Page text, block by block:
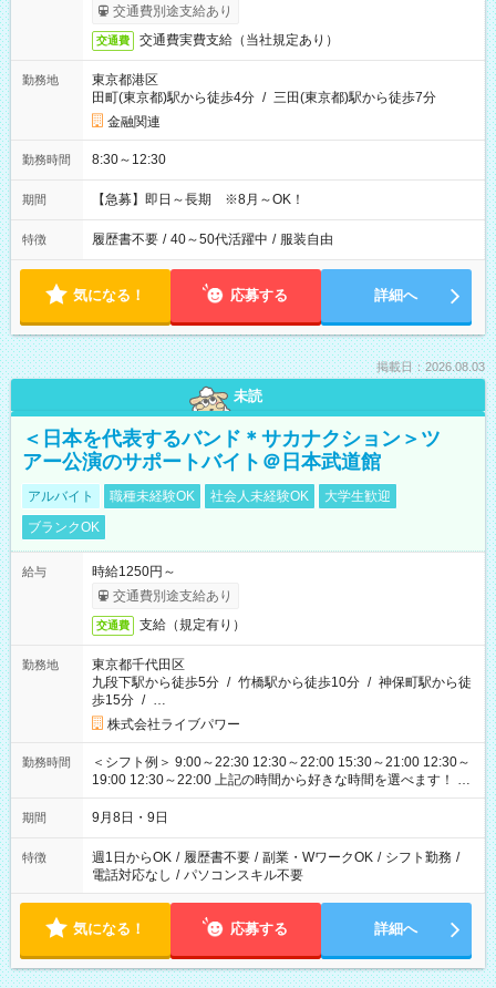
交通費別途支給あり
交通費 交通費実費支給（当社規定あり）
勤務地
東京都港区
田町(東京都)駅から徒歩4分 / 三田(東京都)駅から徒歩7分
金融関連
勤務時間 8:30～12:30
期間 【急募】即日～長期 ※8月～OK！
特徴 履歴書不要 / 40～50代活躍中 / 服装自由
気になる！ 応募する 詳細へ
掲載日：2026.08.03
未読
＜日本を代表するバンド＊サカナクション＞ツ
アー公演のサポートバイト＠日本武道館
アルバイト 職種未経験OK 社会人未経験OK
大学生歓迎
ブランクOK
給与
時給1250円～
交通費別途支給あり
交通費 支給（規定有り）
勤務地
東京都千代田区
九段下駅から徒歩5分 / 竹橋駅から徒歩10分 / 神保町駅から徒
歩15分 / …
株式会社ライブパワー
勤務時間
＜シフト例＞ 9:00～22:30 12:30～22:00 15:30～21:00 12:30～
19:00 12:30～22:00 上記の時間から好きな時間を選べます！ ※
時間は変更となる可能性があります
期間 9月8日・9日
特徴 週1日からOK / 履歴書不要 / 副業・WワークOK / シフト勤務 /
電話対応なし / パソコンスキル不要
気になる！ 応募する 詳細へ